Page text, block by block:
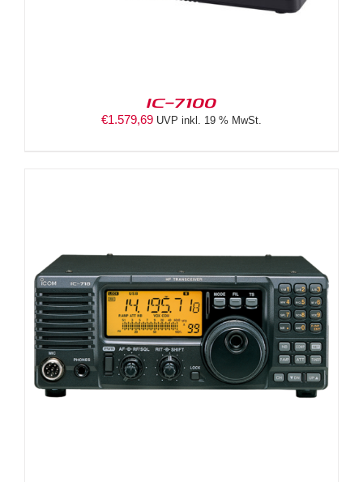
IC-7100
€1.579,69 UVP inkl. 19 % MwSt.